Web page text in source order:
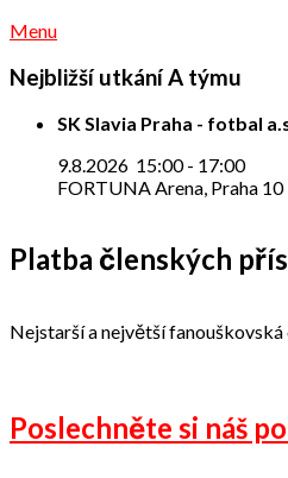
Menu
Nejbližší utkání A týmu
SK Slavia Praha - fotbal
9.8.2026 15:00- 17:00
FORTUNA Arena, Praha 10
Platba členských
Nejstarší a největší
Poslechněte si náš